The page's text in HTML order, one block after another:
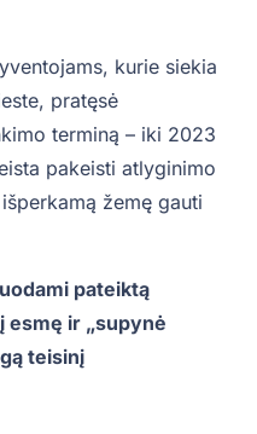
kurie siekia
pratęsė
terminą – iki 2023
pakeisti atlyginimo
žemę gauti
pateiktą
esmę ir „supynė
teisinį